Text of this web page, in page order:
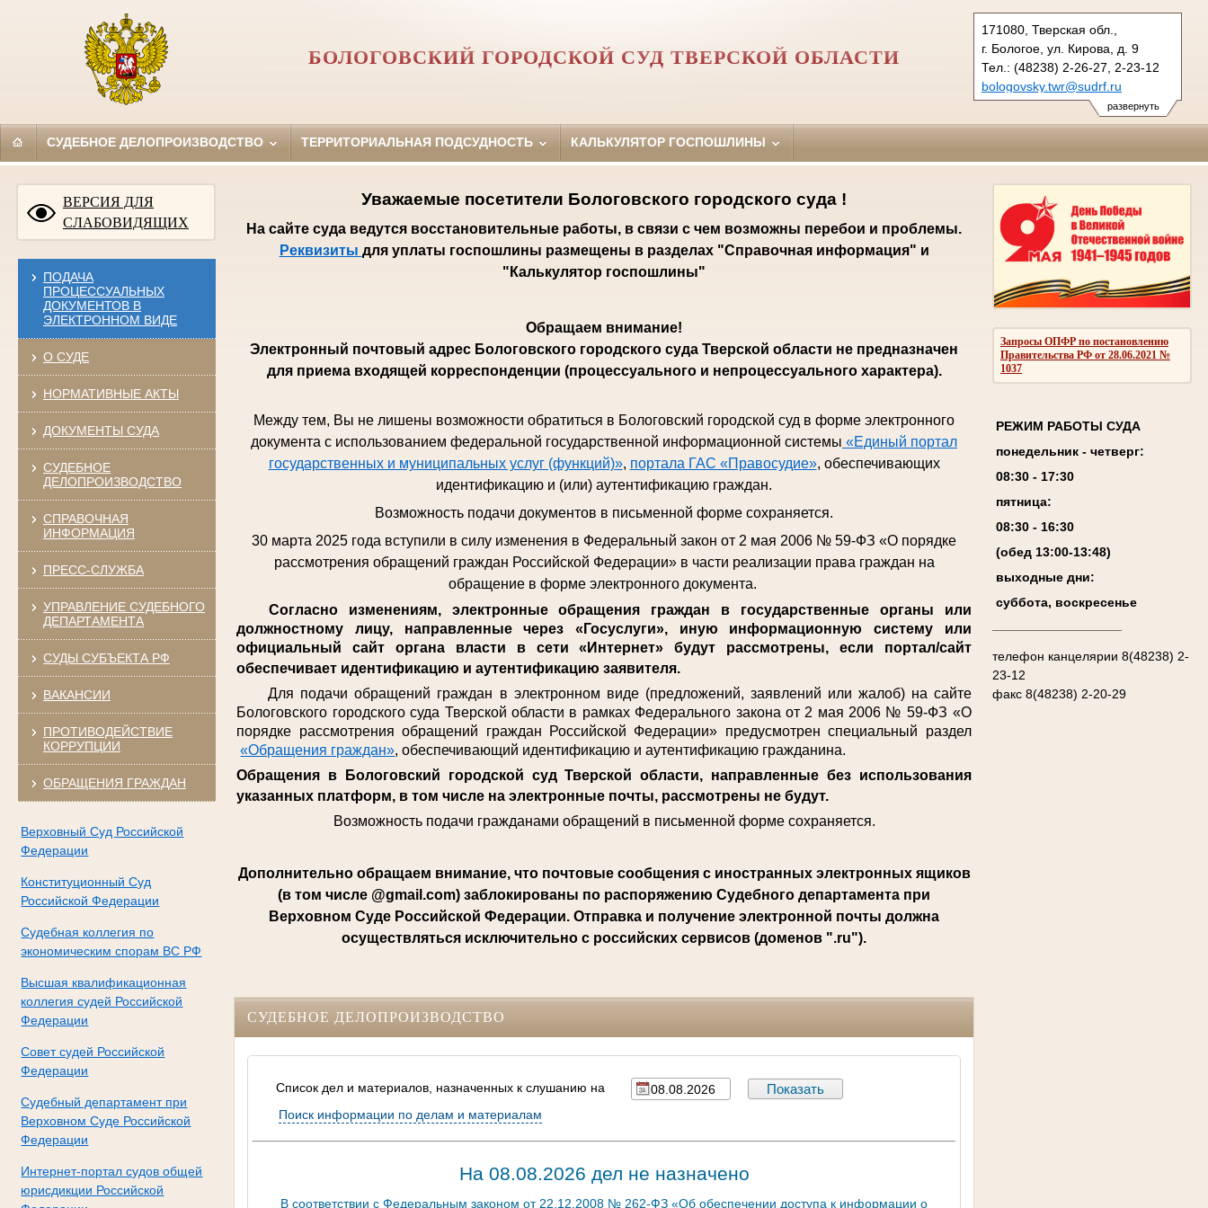
развернуть
171080, Тверская обл.,
г. Бологое, ул. Кирова, д. 9
Тел.: (48238) 2-26-27, 2-23-12
bologovsky.twr@sudrf.ru
БОЛОГОВСКИЙ ГОРОДСКОЙ СУД ТВЕРСКОЙ ОБЛАСТИ
СУДЕБНОЕ ДЕЛОПРОИЗВОДСТВО ТЕРРИТОРИАЛЬНАЯ ПОДСУДНОСТЬ КАЛЬКУЛЯТОР ГОСПОШЛИНЫ
ВЕРСИЯ ДЛЯ
СЛАБОВИДЯЩИХ
ПОДАЧА
ПРОЦЕССУАЛЬНЫХ
ДОКУМЕНТОВ В
ЭЛЕКТРОННОМ ВИДЕ
О СУДЕ
НОРМАТИВНЫЕ АКТЫ
ДОКУМЕНТЫ СУДА
СУДЕБНОЕ
ДЕЛОПРОИЗВОДСТВО
СПРАВОЧНАЯ
ИНФОРМАЦИЯ
ПРЕСС-СЛУЖБА
УПРАВЛЕНИЕ СУДЕБНОГО
ДЕПАРТАМЕНТА
СУДЫ СУБЪЕКТА РФ
ВАКАНСИИ
ПРОТИВОДЕЙСТВИЕ
КОРРУПЦИИ
ОБРАЩЕНИЯ ГРАЖДАН
Верховный Суд Российской
Федерации
Конституционный Суд
Российской Федерации
Судебная коллегия по
экономическим спорам ВС РФ
Высшая квалификационная
коллегия судей Российской
Федерации
Совет судей Российской
Федерации
Судебный департамент при
Верховном Суде Российской
Федерации
Интернет-портал судов общей
юрисдикции Российской
Запросы ОПФР по постановлению
Правительства РФ от 28.06.2021 №
1037
РЕЖИМ РАБОТЫ СУДА
понедельник - четверг:
08:30 - 17:30
пятница:
08:30 - 16:30
(обед 13:00-13:48)
выходные дни:
суббота, воскресенье
телефон канцелярии 8(48238) 2-
23-12
факс 8(48238) 2-20-29
Уважаемые посетители Бологовского городского суда !
На сайте суда ведутся восстановительные работы, в связи с чем возможны перебои и проблемы.
Реквизиты для уплаты госпошлины размещены в разделах "Справочная информация" и
"Калькулятор госпошлины"
Обращаем внимание!
Электронный почтовый адрес Бологовского городского суда Тверской области не предназначен
для приема входящей корреспонденции (процессуального и непроцессуального характера).
Между тем, Вы не лишены возможности обратиться в Бологовский городской суд в форме электронного
документа с использованием федеральной государственной информационной системы «Единый портал
государственных и муниципальных услуг (функций)», портала ГАС «Правосудие», обеспечивающих
идентификацию и (или) аутентификацию граждан.
Возможность подачи документов в письменной форме сохраняется.
30 марта 2025 года вступили в силу изменения в Федеральный закон от 2 мая 2006 № 59-ФЗ «О порядке
рассмотрения обращений граждан Российской Федерации» в части реализации права граждан на
обращение в форме электронного документа.
Согласно изменениям, электронные обращения граждан в государственные органы или
должностному лицу, направленные через «Госуслуги», иную информационную систему или
официальный сайт органа власти в сети «Интернет» будут рассмотрены, если портал/сайт
обеспечивает идентификацию и аутентификацию заявителя.
Для подачи обращений граждан в электронном виде (предложений, заявлений или жалоб) на сайте
Бологовского городского суда Тверской области в рамках Федерального закона от 2 мая 2006 № 59-ФЗ «О
порядке рассмотрения обращений граждан Российской Федерации» предусмотрен специальный раздел
«Обращения граждан», обеспечивающий идентификацию и аутентификацию гражданина.
Обращения в Бологовский городской суд Тверской области, направленные без использования
указанных платформ, в том числе на электронные почты, рассмотрены не будут.
Возможность подачи гражданами обращений в письменной форме сохраняется.
Дополнительно обращаем внимание, что почтовые сообщения с иностранных электронных ящиков
(в том числе @gmail.com) заблокированы по распоряжению Судебного департамента при
Верховном Суде Российской Федерации. Отправка и получение электронной почты должна
осуществляться исключительно с российских сервисов (доменов ".ru").
СУДЕБНОЕ ДЕЛОПРОИЗВОДСТВО
Список дел и материалов, назначенных к слушанию на
Поиск информации по делам и материалам
На 08.08.2026 дел не назначено
В соответствии с Федеральным законом от 22.12.2008 № 262-ФЗ «Об обеспечении доступа к информации о